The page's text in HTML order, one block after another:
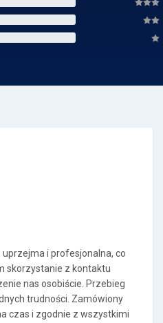
uprzejma i profesjonalna, co
skorzystanie z kontaktu
nas osobiście. Przebieg
trudności. Zamówiony
czas i zgodnie z wszystkimi